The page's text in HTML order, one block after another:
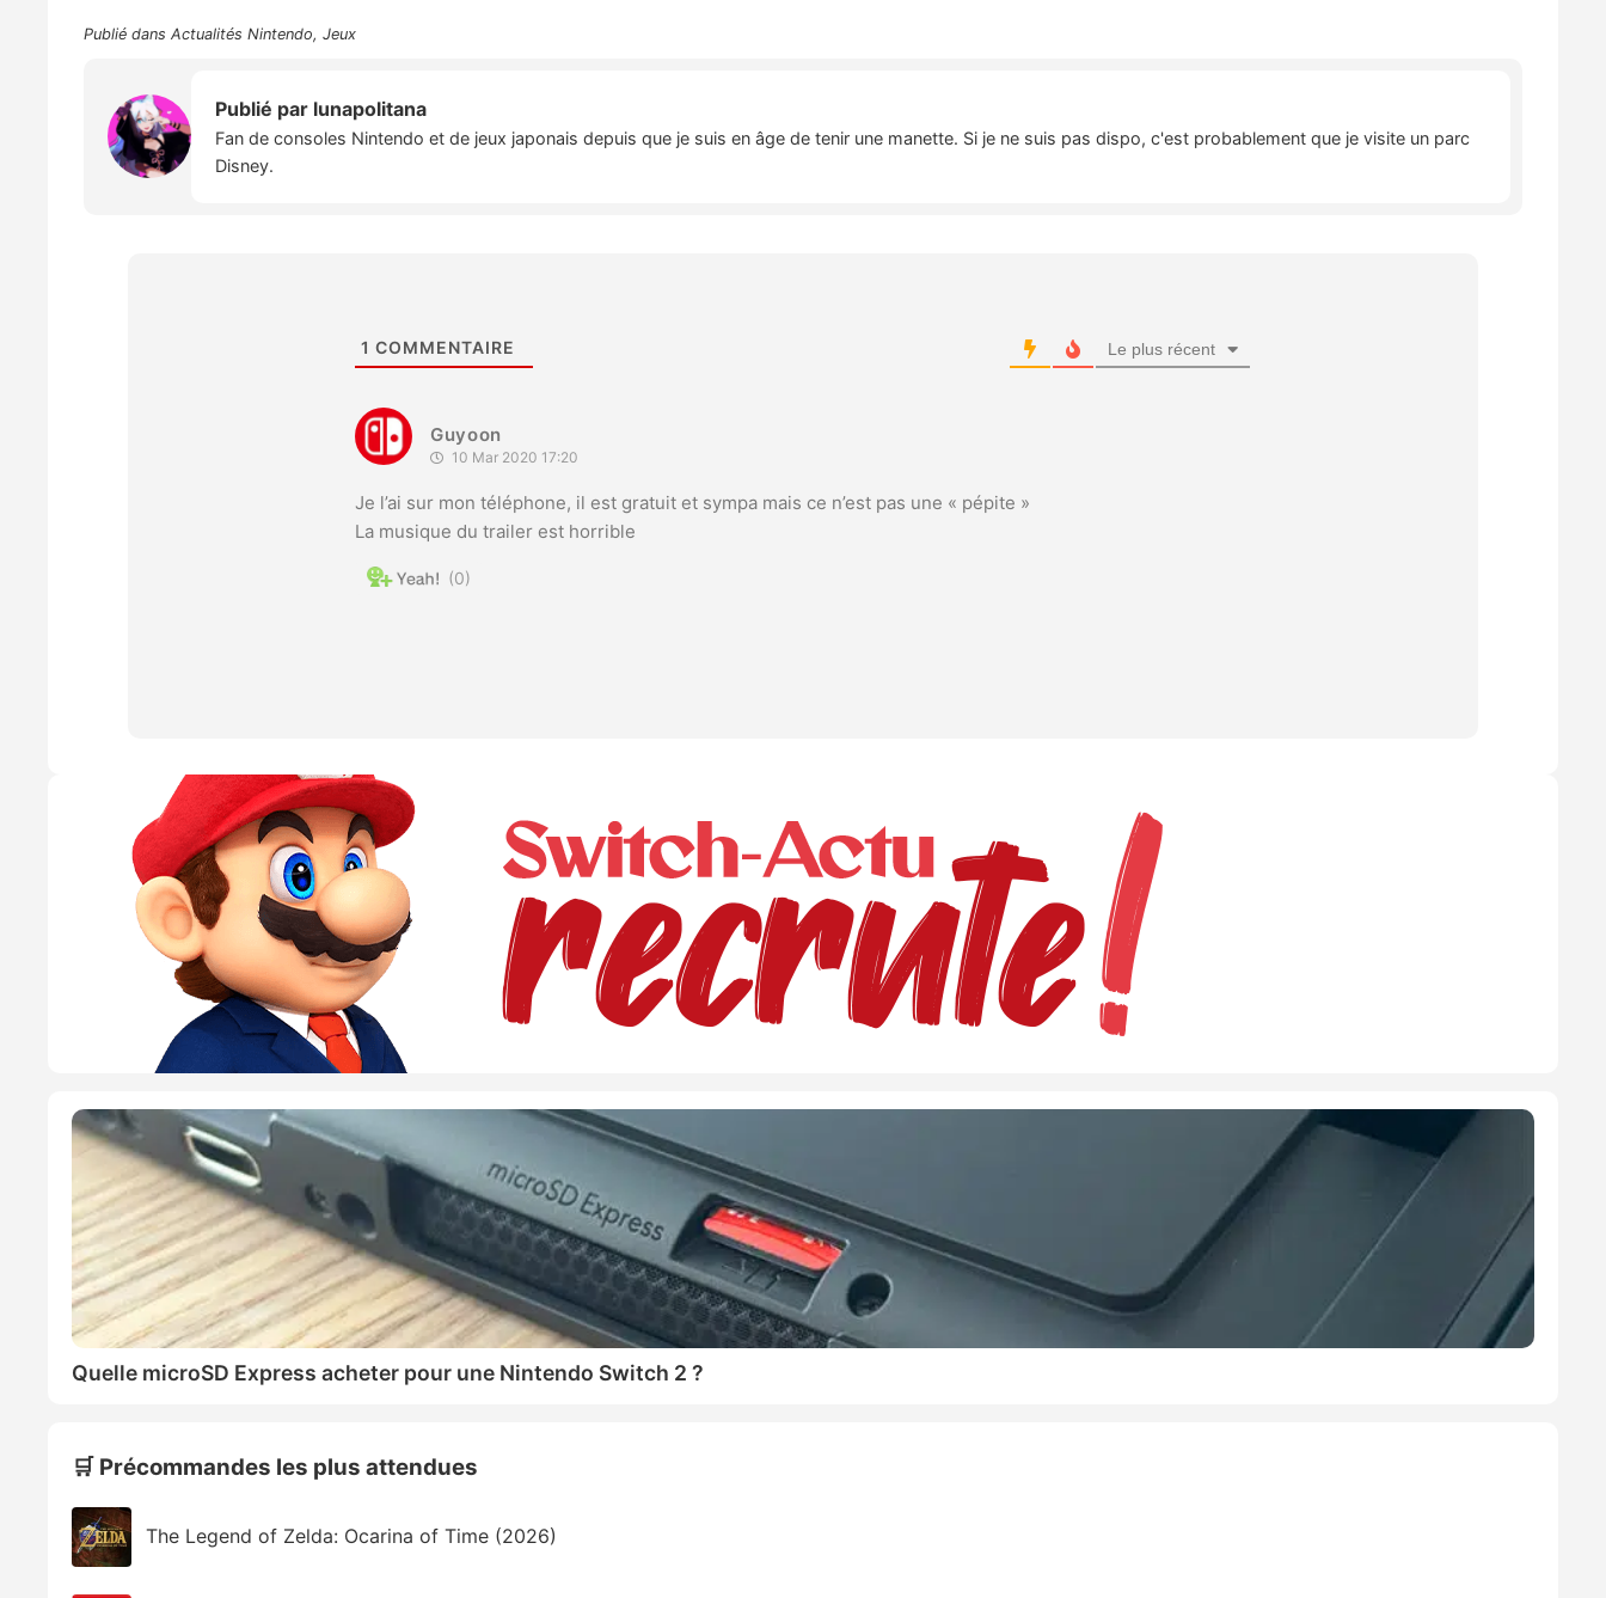
Publié dans Actualités Nintendo, Jeux
Publié par lunapolitana
Fan de consoles Nintendo et de jeux japonais depuis que je suis en âge de tenir une manette. Si je ne suis pas dispo, c'est probablement que je visite un parc
Disney.
1 COMMENTAIRE Le plus récent
Guyoon
10 Mar 2020 17:20
Je l’ai sur mon téléphone, il est gratuit et sympa mais ce n’est pas une « pépite »
La musique du trailer est horrible
0
Quelle microSD Express acheter pour une Nintendo Switch 2 ?
🛒 Précommandes les plus attendues
The Legend of Zelda: Ocarina of Time (2026)